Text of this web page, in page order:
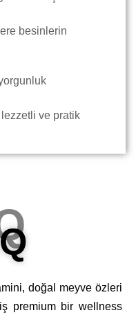
besinlerin
lezzetli ve pratik
doğal meyve özleri
premium bir wellness